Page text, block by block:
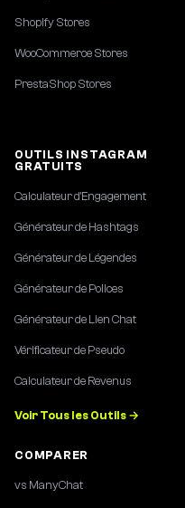
Shopify Stores
WooCommerce Stores
PrestaShop Stores
OUTILS INSTAGRAM
GRATUITS
Calculateur d'Engagement
Générateur de Hashtags
Générateur de Légendes
Générateur de Polices
Générateur de Lien Chat
Vérificateur de Pseudo
Calculateur de Revenus
Voir Tous les Outils →
COMPARER
vs ManyChat